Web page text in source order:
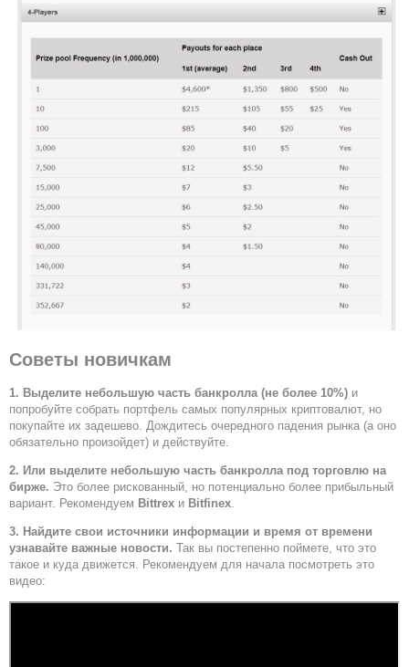
Советы новичкам
1. Выделите небольшую часть банкролла (не более 10%) и
попробуйте собрать портфель самых популярных криптовалют, но
покупайте их задешево. Дождитесь очередного падения рынка (а оно
обязательно произойдет) и действуйте.
2. Или выделите небольшую часть банкролла под торговлю на
бирже. Это более рискованный, но потенциально более прибыльный
вариант. Рекомендуем Bittrex и Bitfinex.
3. Найдите свои источники информации и время от времени
узнавайте важные новости. Так вы постепенно поймете, что это
такое и куда движется. Рекомендуем для начала посмотреть это
видео: